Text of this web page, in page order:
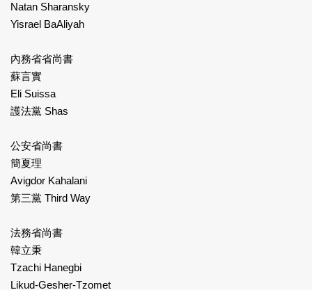
Natan Sharansky
Yisrael BaAliyah
內務省省尚書
蘇言實
Eli Suissa
護法黨 Shas
公安省尚書
簡夏理
Avigdor Kahalani
第三黨 Third Way
法務省尚書
韓立秉
Tzachi Hanegbi
Likud-Gesher-Tzomet